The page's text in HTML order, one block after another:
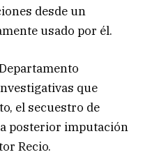
desde un
usado por él.
que
el secuestro de
posterior imputación
Recio.